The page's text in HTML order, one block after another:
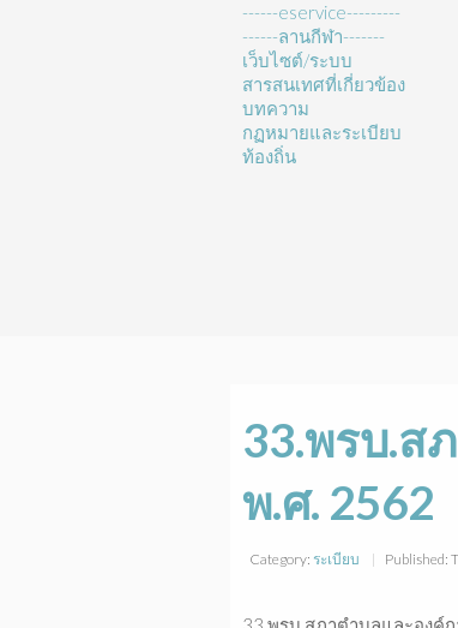
------eservice---------
------ลานกีฬา-------
เว็บไซต์/ระบบ
สารสนเทศที่เกี่ยวข้อง
บทความ
กฏหมายและระเบียบ
ท้องถิ่น
33.พรบ.ส
พ.ศ. 2562
Category: ระเบียบ Published: